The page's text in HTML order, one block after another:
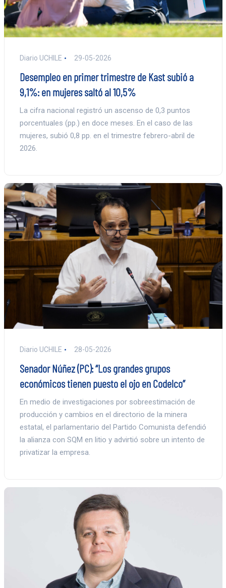
Diario UCHILE 29-05-2026
Desempleo en primer trimestre de Kast subió a
9,1%: en mujeres saltó al 10,5%
La cifra nacional registró un ascenso de 0,3 puntos
porcentuales (pp.) en doce meses. En el caso de las
mujeres, subió 0,8 pp. en el trimestre febrero-abril de
2026.
Diario UCHILE 28-05-2026
Senador Núñez (PC): “Los grandes grupos
económicos tienen puesto el ojo en Codelco”
En medio de investigaciones por sobreestimación de
producción y cambios en el directorio de la minera
estatal, el parlamentario del Partido Comunista defendió
la alianza con SQM en litio y advirtió sobre un intento de
privatizar la empresa.